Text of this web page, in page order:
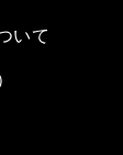
いて